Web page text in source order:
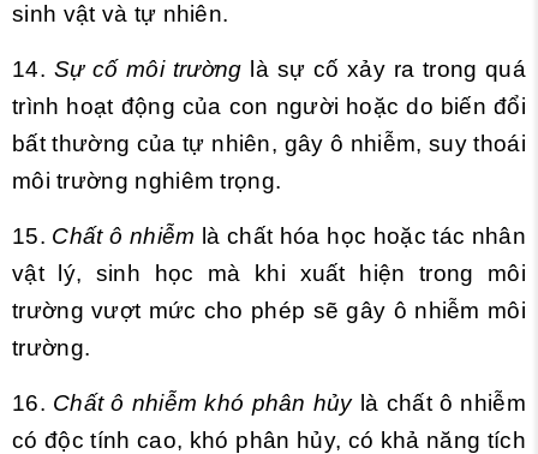
sinh vật và tự nhiên.
14. Sự cố môi trường là sự cố xảy ra trong quá
trình hoạt động của con người hoặc do biến đổi
bất thường của tự nhiên, gây ô nhiễm, suy thoái
môi trường nghiêm trọng.
15. Chất ô nhiễm là chất hóa học hoặc tác nhân
vật lý, sinh học mà khi xuất hiện trong môi
trường vượt mức cho phép sẽ gây ô nhiễm môi
trường.
16. Chất ô nhiễm khó phân hủylà chất ô nhiễm
có độc tính cao, khó phân hủy, có khả năng tích